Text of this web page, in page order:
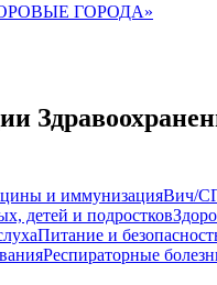
ГОРОДА»
и иммунизацияВич/
детей и подростков
Питание и
Респираторные